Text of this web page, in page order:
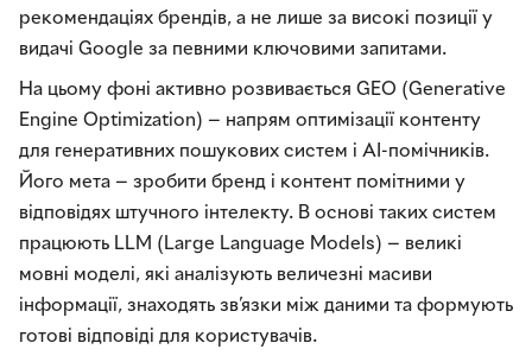
рекомендаціях брендів, а не лише за високі позиції у
видачі Google за певними ключовими запитами.
На цьому фоні активно розвивається GEO (Generative
Engine Optimization) — напрям оптимізації контенту
для генеративних пошукових систем і AI-помічників.
Його мета — зробити бренд і контент помітними у
відповідях штучного інтелекту. В основі таких систем
працюють LLM (Large Language Models) — великі
мовні моделі, які аналізують величезні масиви
інформації, знаходять зв’язки між даними та формують
готові відповіді для користувачів.